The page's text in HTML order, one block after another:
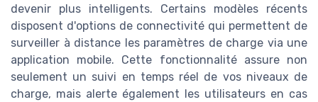
devenir plus intelligents. Certains modèles récents
disposent d'options de connectivité qui permettent de
surveiller à distance les paramètres de charge via une
application mobile. Cette fonctionnalité assure non
seulement un suivi en temps réel de vos niveaux de
charge, mais alerte également les utilisateurs en cas